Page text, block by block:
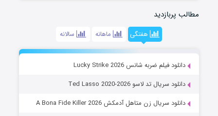
مطالب پربازدید
هفتگی ماهانه سالانه
دانلود فیلم ضربه شانس Lucky Strike 2026
دانلود سریال تد لاسو Ted Lasso 2020-2026
دانلود سریال زن متاهل آدمکش A Bona Fide Killer 2026